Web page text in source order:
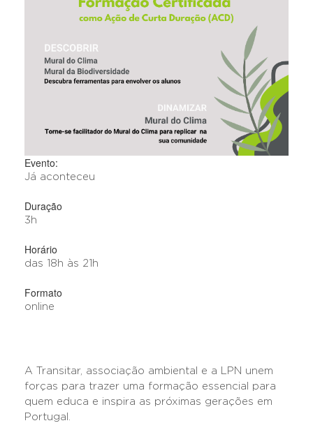
Evento:
Já aconteceu
Duração
3h
Horário
das 18h às 21h
Formato
online
A Transitar, associação ambiental e a LPN unem
forças para trazer uma formação essencial para
quem educa e inspira as próximas gerações em
Portugal.